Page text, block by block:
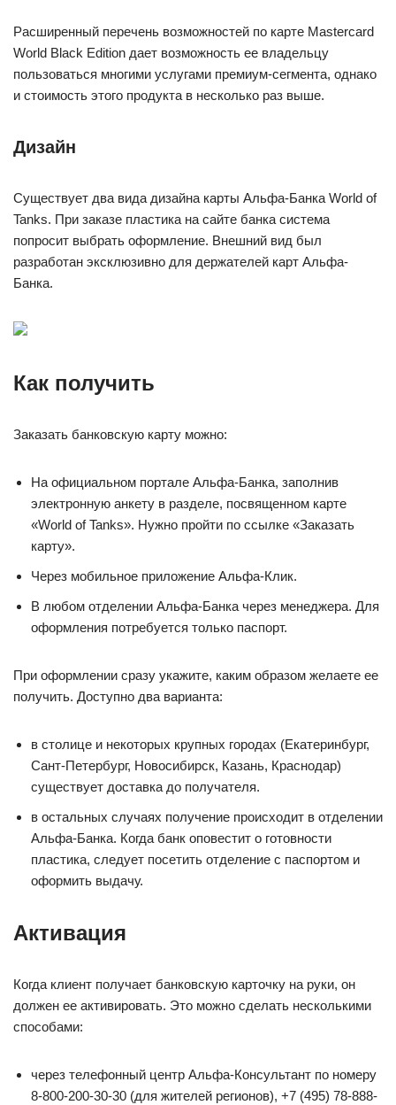
Расширенный перечень возможностей по карте Mastercard
World Black Edition дает возможность ее владельцу
пользоваться многими услугами премиум-сегмента, однако
и стоимость этого продукта в несколько раз выше.
Дизайн
Существует два вида дизайна карты Альфа-Банка World of
Tanks. При заказе пластика на сайте банка система
попросит выбрать оформление. Внешний вид был
разработан эксклюзивно для держателей карт Альфа-
Банка.
Как получить
Заказать банковскую карту можно:
На официальном портале Альфа-Банка, заполнив
электронную анкету в разделе, посвященном карте
«World of Tanks». Нужно пройти по ссылке «Заказать
карту».
Через мобильное приложение Альфа-Клик.
В любом отделении Альфа-Банка через менеджера. Для
оформления потребуется только паспорт.
При оформлении сразу укажите, каким образом желаете ее
получить. Доступно два варианта:
в столице и некоторых крупных городах (Екатеринбург,
Сант-Петербург, Новосибирск, Казань, Краснодар)
существует доставка до получателя.
в остальных случаях получение происходит в отделении
Альфа-Банка. Когда банк оповестит о готовности
пластика, следует посетить отделение с паспортом и
оформить выдачу.
Активация
Когда клиент получает банковскую карточку на руки, он
должен ее активировать. Это можно сделать несколькими
способами:
через телефонный центр Альфа-Консультант по номеру
8-800-200-30-30 (для жителей регионов), +7 (495) 78-888-